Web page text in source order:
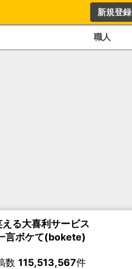
新規登録
職人
る大喜利サービス
言ボケて(bokete)
数 115,513,567件